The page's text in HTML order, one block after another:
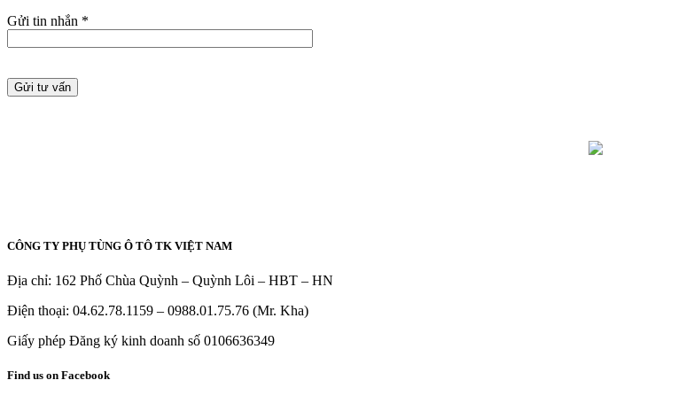
Gửi tin nhắn *
CÔNG TY PHỤ TÙNG Ô TÔ TK VIỆT NAM
Địa chỉ: 162 Phố Chùa Quỳnh – Quỳnh Lôi – HBT – HN
Điện thoại: 04.62.78.1159 – 0988.01.75.76 (Mr. Kha)
Giấy phép Đăng ký kinh doanh số 0106636349
Find us on Facebook